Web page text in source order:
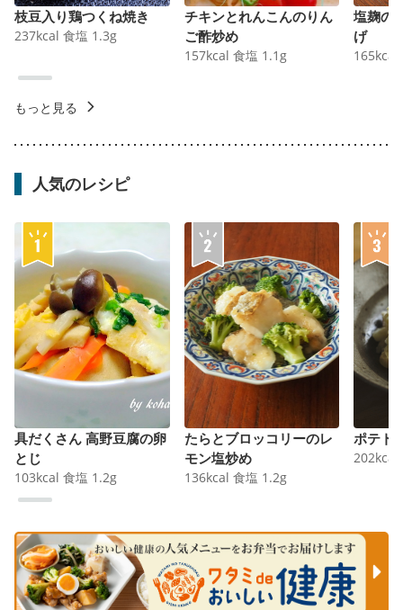
枝豆入り鶏つくね焼き
237kcal 食塩 1.3g
チキンとれんこんのりん
ご酢炒め
157kcal 食塩 1.1 g
塩麹の
げ
165kcal
もっと見る
人気のレシピ
具だくさん 高野豆腐の卵
とじ
103kcal 食塩 1.2g
たらとブロッコリーのレ
モン塩炒め
136kcal 食塩 1.2g
ポテト
202kcal